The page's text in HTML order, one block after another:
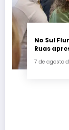
No Sul
Ruas
7 de agosto